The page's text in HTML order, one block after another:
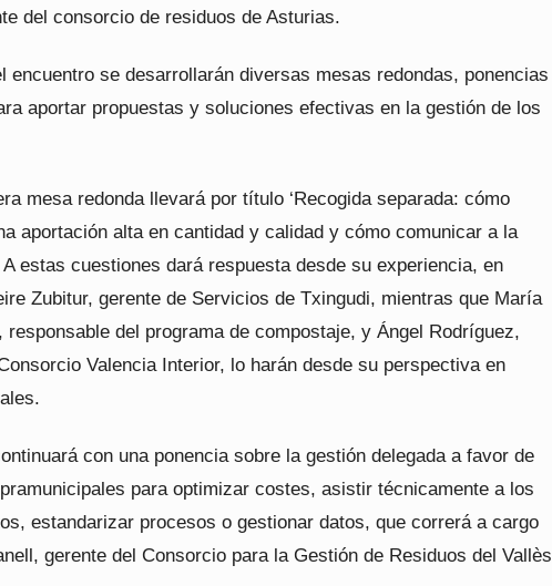
del consorcio de residuos de Asturias.
encuentro se desarrollarán diversas mesas redondas, ponencias
aportar propuestas y soluciones efectivas en la gestión de los
mesa redonda llevará por título ‘Recogida separada: cómo
aportación alta en cantidad y calidad y cómo comunicar a la
A estas cuestiones dará respuesta desde su experiencia, en
Zubitur, gerente de Servicios de Txingudi, mientras que María
responsable del programa de compostaje, y Ángel Rodríguez,
Valencia Interior, lo harán desde su perspectiva en
con una ponencia sobre la gestión delegada a favor de
para optimizar costes, asistir técnicamente a los
estandarizar procesos o gestionar datos, que correrá a cargo
gerente del Consorcio para la Gestión de Residuos del Vallès